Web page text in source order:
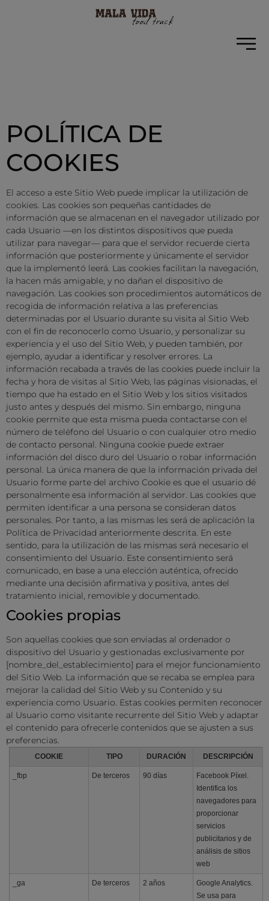
POLÍTICA DE
COOKIES
El acceso a este Sitio Web puede implicar la utilización de
cookies. Las cookies son pequeñas cantidades de
información que se almacenan en el navegador utilizado por
cada Usuario —en los distintos dispositivos que pueda
utilizar para navegar— para que el servidor recuerde cierta
información que posteriormente y únicamente el servidor
que la implementó leerá. Las cookies facilitan la navegación,
la hacen más amigable, y no dañan el dispositivo de
navegación. Las cookies son procedimientos automáticos de
recogida de información relativa a las preferencias
determinadas por el Usuario durante su visita al Sitio Web
con el fin de reconocerlo como Usuario, y personalizar su
experiencia y el uso del Sitio Web, y pueden también, por
ejemplo, ayudar a identificar y resolver errores. La
información recabada a través de las cookies puede incluir la
fecha y hora de visitas al Sitio Web, las páginas visionadas, el
tiempo que ha estado en el Sitio Web y los sitios visitados
justo antes y después del mismo. Sin embargo, ninguna
cookie permite que esta misma pueda contactarse con el
número de teléfono del Usuario o con cualquier otro medio
de contacto personal. Ninguna cookie puede extraer
información del disco duro del Usuario o robar información
personal. La única manera de que la información privada del
Usuario forme parte del archivo Cookie es que el usuario dé
personalmente esa información al servidor. Las cookies que
permiten identificar a una persona se consideran datos
personales. Por tanto, a las mismas les será de aplicación la
Política de Privacidad anteriormente descrita. En este
sentido, para la utilización de las mismas será necesario el
consentimiento del Usuario. Este consentimiento será
comunicado, en base a una elección auténtica, ofrecido
mediante una decisión afirmativa y positiva, antes del
tratamiento inicial, removible y documentado.
Cookies propias
Son aquellas cookies que son enviadas al ordenador o
dispositivo del Usuario y gestionadas exclusivamente por
[nombre_del_establecimiento] para el mejor funcionamiento
del Sitio Web. La información que se recaba se emplea para
mejorar la calidad del Sitio Web y su Contenido y su
experiencia como Usuario. Estas cookies permiten reconocer
al Usuario como visitante recurrente del Sitio Web y adaptar
el contenido para ofrecerle contenidos que se ajusten a sus
preferencias.
COOKIE TIPO DURACIÓN DESCRIPCIÓN
_fbp De terceros 90 días
Facebook Píxel.
Identifica los
navegadores para
proporcionar
servicios
publicitarios y de
análisis de sitios
web
_ga De terceros 2 años
Google Analytics.
Se usa para